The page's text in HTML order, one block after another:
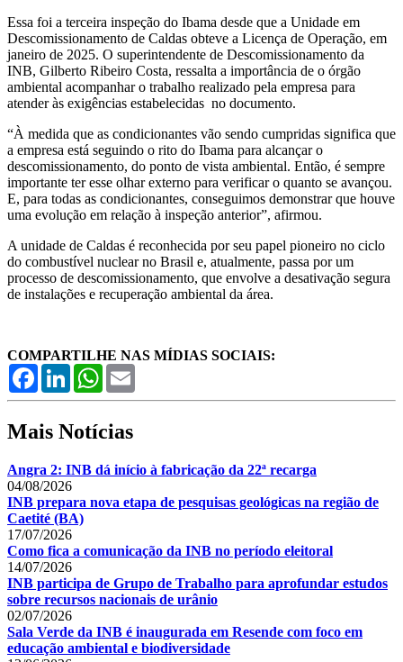
Essa foi a terceira inspeção do Ibama desde que a Unidade em
Descomissionamento de Caldas obteve a Licença de Operação, em
janeiro de 2025. O superintendente de Descomissionamento da
INB, Gilberto Ribeiro Costa, ressalta a importância de o órgão
ambiental acompanhar o trabalho realizado pela empresa para
atender às exigências estabelecidas no documento.
“À medida que as condicionantes vão sendo cumpridas significa que
a empresa está seguindo o rito do Ibama para alcançar o
descomissionamento, do ponto de vista ambiental. Então, é sempre
importante ter esse olhar externo para verificar o quanto se avançou.
E, para todas as condicionantes, conseguimos demonstrar que houve
uma evolução em relação à inspeção anterior”, afirmou.
A unidade de Caldas é reconhecida por seu papel pioneiro no ciclo
do combustível nuclear no Brasil e, atualmente, passa por um
processo de descomissionamento, que envolve a desativação segura
de instalações e recuperação ambiental da área.
COMPARTILHE NAS MÍDIAS SOCIAIS:
FacebookLinkedInWhatsApp
Mais Notícias
Angra 2: INB dá início à fabricação da 22ª recarga
04/08/2026
INB prepara nova etapa de pesquisas geológicas na região de
Caetité (BA)
17/07/2026
Como fica a comunicação da INB no período eleitoral
14/07/2026
INB participa de Grupo de Trabalho para aprofundar estudos
sobre recursos nacionais de urânio
02/07/2026
Sala Verde da INB é inaugurada em Resende com foco em
educação ambiental e biodiversidade